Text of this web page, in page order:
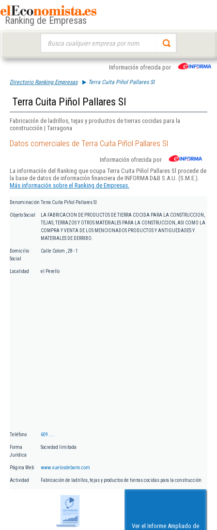
Ranking de Empresas
Información ofrecida por
Directorio Ranking Empresas Terra Cuita Piñol Pallares Sl
Terra Cuita Piñol Pallares Sl
Fabricación de ladrillos, tejas y productos de tierras cocidas para la
construcción | Tarragona
Datos comerciales de Terra Cuita Piñol Pallares Sl
Información ofrecida por
La información del Ranking que ocupa Terra Cuita Piñol Pallares Sl procede de
la base de datos de información financiera de INFORMA D&B S.A.U. (S.M.E.).
Más información sobre el Ranking de Empresas.
Denominación Terra Cuita Piñol Pallares Sl
Objeto Social
LA FABRICACION DE PRODUCTOS DE TIERRA COCIDA PARA LA CONSTRUCCION,
TEJAS, TERRAZOS Y OTROS MATERIALES PARA LA CONSTRUCCION, ASI COMO LA
COMPRA Y VENTA DE LOS MENCIONADOS PRODUCTOS Y ANTIGUEDADES Y
MATERIALES DE DERRIBO.
Domicilio
Social
Calle Colom , 28 - 1
Localidad el Perello
Teléfono 609.....
Forma
Jurídica
Sociedad limitada
Página Web www.suelosdebarro.com
Actividad Fabricación de ladrillos, tejas y productos de tierras cocidas para la construcción
Ver el Informe Ampliado de